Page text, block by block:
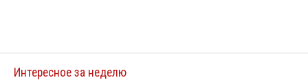
Интересное за неделю